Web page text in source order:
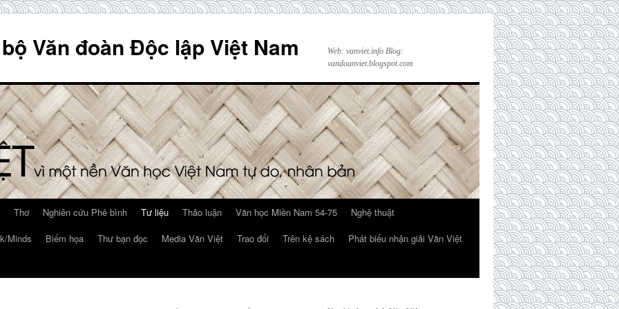
Văn đoàn Độc lập Việt Nam
Web: vanviet.info Blog:
vandoanviet.blogspot.com
Thơ Nghiên cứu Phê bình Tư liệu Thảo luận Văn học Miền Nam 54-75
Nghệ thuật
Minds Biếm họa Thư bạn đọc Media Văn Việt Trao đổi Trên kệ sách
Phát biểu nhận giải Văn Việt